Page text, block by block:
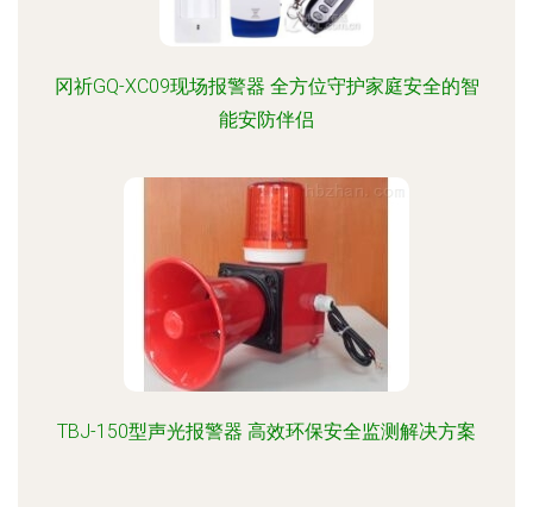
冈祈GQ-XC09现场报警器 全方位守护家庭安全的智
能安防伴侣
TBJ-150型声光报警器 高效环保安全监测解决方案